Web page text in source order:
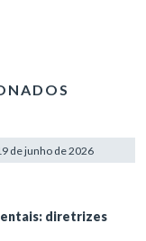
de junho de 2026
diretrizes